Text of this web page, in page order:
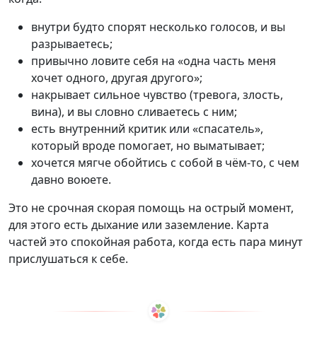
внутри будто спорят несколько голосов, и вы
разрываетесь;
привычно ловите себя на «одна часть меня
хочет одного, другая другого»;
накрывает сильное чувство (тревога, злость,
вина), и вы словно сливаетесь с ним;
есть внутренний критик или «спасатель»,
который вроде помогает, но выматывает;
хочется мягче обойтись с собой в чём-то, с чем
давно воюете.
Это не срочная скорая помощь на острый момент,
для этого есть дыхание или заземление. Карта
частей это спокойная работа, когда есть пара минут
прислушаться к себе.